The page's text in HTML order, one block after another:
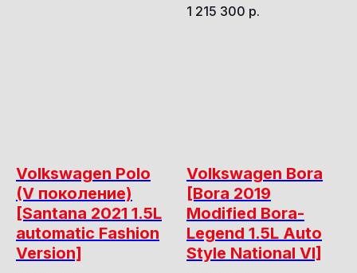
1 215 300 р.
Volkswagen Polo
(V поколение)
[Santana 2021 1.5L
automatic Fashion
Version]
Volkswagen Bora
[Bora 2019
Modified Bora-
Legend 1.5L Auto
Style National VI]